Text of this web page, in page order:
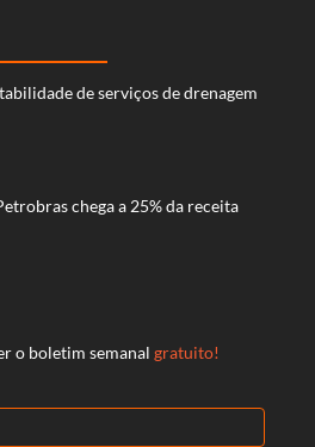
de serviços de drenagem
chega a 25% da receita
o boletim semanal gratuito!